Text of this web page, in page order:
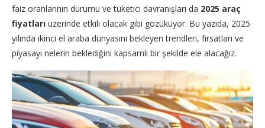
faiz oranlarının durumu ve tüketici davranışları da 2025 araç
fiyatları üzerinde etkili olacak gibi gözüküyor. Bu yazıda, 2025
yılında ikinci el araba dünyasını bekleyen trendleri, fırsatları ve
piyasayı nelerin beklediğini kapsamlı bir şekilde ele alacağız.